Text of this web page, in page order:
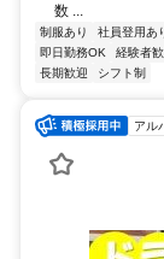
数 ...
制服あり 社員登用あ
即日勤務OK
経験者
長期歓迎
シフト制
アル